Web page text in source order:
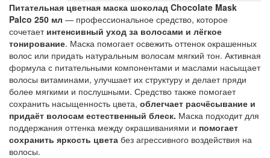
Питательная цветная маска шоколад Chocolate Mask
Palco 250 мл — профессиональное средство, которое
сочетает интенсивный уход за волосами и лёгкое
тонирование. Маска помогает освежить оттенок окрашенных
волос или придать натуральным волосам мягкий тон. Активная
формула с питательными компонентами и маслами насыщает
волосы витаминами, улучшает их структуру и делает пряди
более мягкими и послушными. Средство также помогает
сохранить насыщенность цвета, облегчает расчёсывание и
придаёт волосам естественный блеск. Маска подходит для
поддержания оттенка между окрашиваниями и помогает
сохранить яркость цвета без агрессивного воздействия на
волосы.